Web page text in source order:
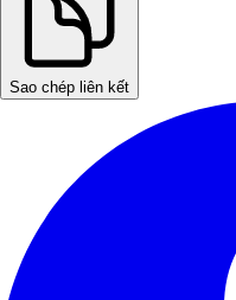
Sao chép liên kết